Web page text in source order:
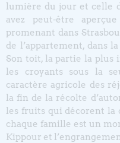
lumière du jour et celle
avez peut-être
promenant dans
de l’appartement, dans
Son toit, la partie la plus
les croyants sous la
caractère agricole des
la fin de la récolte
les fruits qui décorent la
chaque famille est un
Kippour et